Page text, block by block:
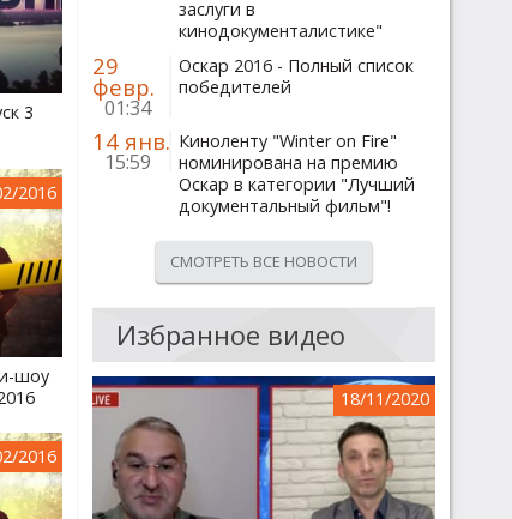
3
2016
шоу
2016
заслуги в
кинодокументалистике"
29
февр.
01:34
Оскар 2016 - Полный список
победителей
14 янв.
15:59
Киноленту "Winter on Fire"
номинирована на премию
Оскар в категории "Лучший
документальный фильм"!
СМОТРЕТЬ ВСЕ НОВОСТИ
Избранное видео
18/11/2020